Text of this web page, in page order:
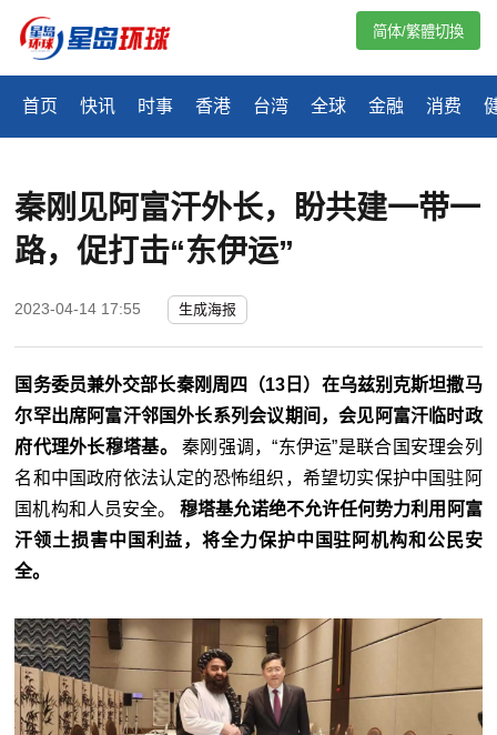
首页 快讯 时事 香港 台湾 全球 金融 消费
简体/繁體切換
秦刚见阿富汗外长，盼共建一带一
路，促打击“东伊运”
2023-04-14 17:55 生成海报
国务委员兼外交部长秦刚周四（13日）在乌兹别克斯坦撒马
尔罕出席阿富汗邻国外长系列会议期间，会见阿富汗临时政
府代理外长穆塔基。秦刚强调，“东伊运”是联合国安理会列
名和中国政府依法认定的恐怖组织，希望切实保护中国驻阿
国机构和人员安全。 穆塔基允诺绝不允许任何势力利用阿富
汗领土损害中国利益，将全力保护中国驻阿机构和公民安
全。